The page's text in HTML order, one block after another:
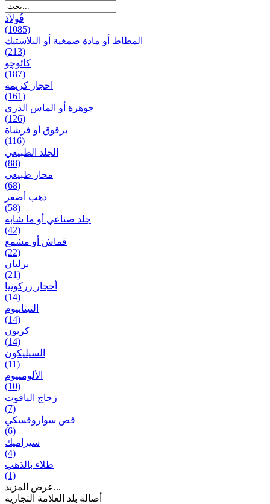
فُولاَذ
(1085)
المطاط أو مادة صمغية أو البلاستيك
(213)
کائوچو
(187)
احجار کریمه
(161)
جوهرة أو الماس الذري
(126)
برقوق أو فرشاة
(116)
الجلد الطبيعي
(88)
محار طبيعي
(68)
ذهب أصفر
(58)
جلد صناعي أو ما شابه
(42)
قماش أو مشمع
(22)
برلیان
(21)
أحجار زركونيا
(14)
التيتانيوم
(14)
كربون
(14)
السيليكون
(11)
الألومنيوم
(10)
زجاج الياقوت
(7)
فص سواروفسكي
(6)
سيراميك
(4)
طلاء بالذهب
(1)
عرض المزيد...
أصالة بلد العلامة التجارية